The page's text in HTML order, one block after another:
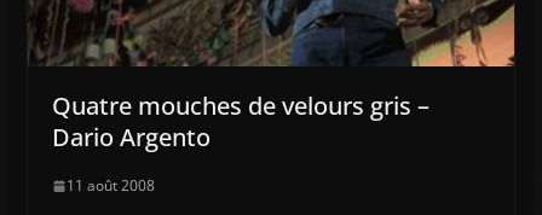
Quatre mouches de velours gris –
Dario Argento
11 août 2008